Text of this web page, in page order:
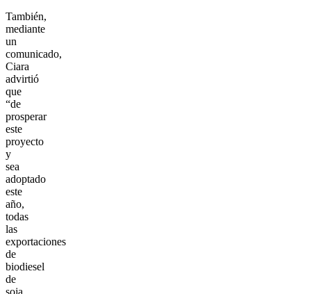
También,
mediante
un
comunicado,
Ciara
advirtió
que
“de
prosperar
este
proyecto
y
sea
adoptado
este
año,
todas
las
exportaciones
de
biodiesel
de